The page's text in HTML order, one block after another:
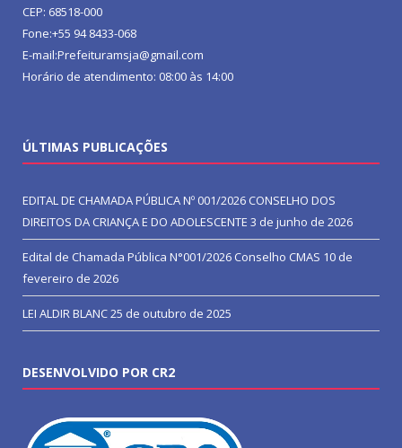
CEP: 68518-000
Fone:+55 94 8433-068
E-mail:Prefeituramsja@gmail.com
Horário de atendimento: 08:00 às 14:00
ÚLTIMAS PUBLICAÇÕES
EDITAL DE CHAMADA PÚBLICA Nº 001/2026 CONSELHO DOS
DIREITOS DA CRIANÇA E DO ADOLESCENTE 3 de junho de 2026
Edital de Chamada Pública N°001/2026 Conselho CMAS 10 de
fevereiro de 2026
LEI ALDIR BLANC25 de outubro de 2025
DESENVOLVIDO POR CR2